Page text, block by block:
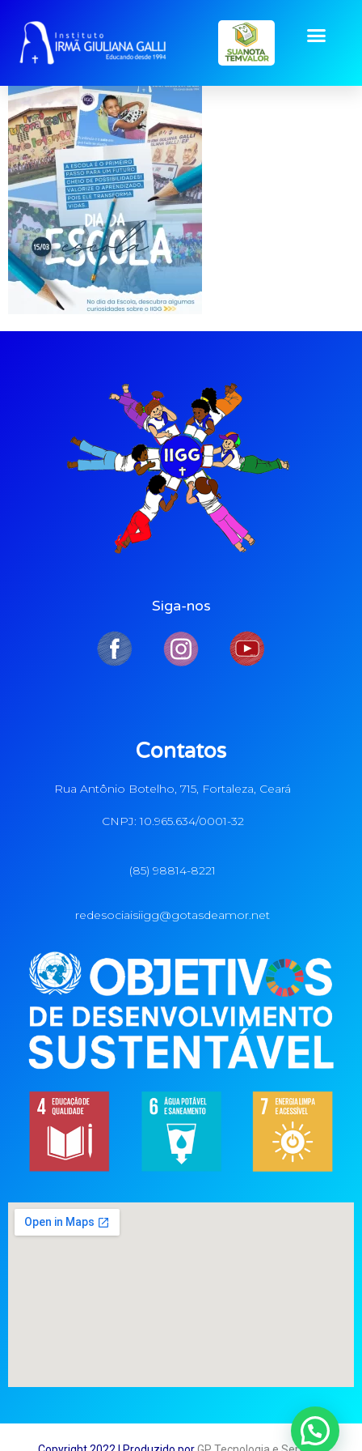
Dia da Escola
Siga-nos
Contatos
Rua Antônio Botelho, 715, Fortaleza, Ceará
CNPJ: 10.965.634/0001-32
(85) 98814-8221
redesociaisiigg@gotasdeamor.net